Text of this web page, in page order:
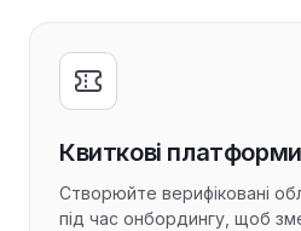
Квиткові
Створюйте верифіковані
під час онбордингу, щоб